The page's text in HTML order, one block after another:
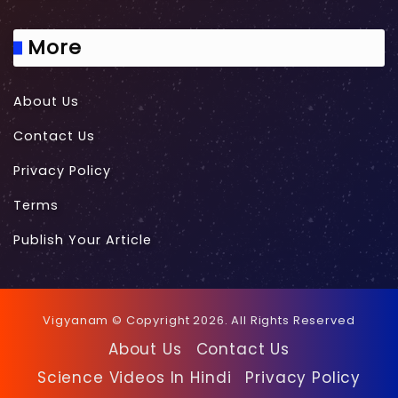
More
About Us
Contact Us
Privacy Policy
Terms
Publish Your Article
Vigyanam © Copyright 2026. All Rights Reserved
About Us
Contact Us
Science Videos In Hindi
Privacy Policy